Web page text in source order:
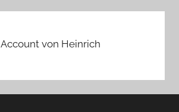
Account von Heinrich